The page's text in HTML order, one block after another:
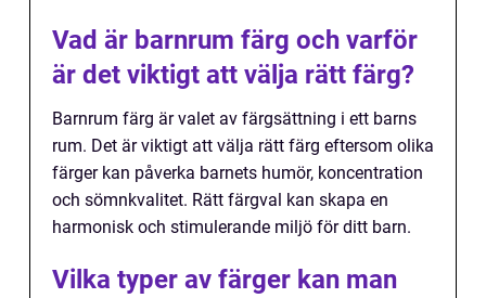
Vad är barnrum färg och varför
är det viktigt att välja rätt färg?
Barnrum färg är valet av färgsättning i ett barns
rum. Det är viktigt att välja rätt färg eftersom olika
färger kan påverka barnets humör, koncentration
och sömnkvalitet. Rätt färgval kan skapa en
harmonisk och stimulerande miljö för ditt barn.
Vilka typer av färger kan man